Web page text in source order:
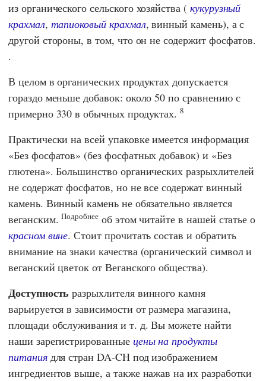
из органического сельского хозяйства ( кукурузный
крахмал, тапиоковый крахмал, винный камень), а с
другой стороны, в том, что он не содержит фосфатов.
.
В целом в органических продуктах допускается
гораздо меньше добавок: около 50 по сравнению с
примерно 330 в обычных продуктах.8
Практически на всей упаковке имеется информация
«Без фосфатов» (без фосфатных добавок) и «Без
глютена». Большинство органических разрыхлителей
не содержат фосфатов, но не все содержат винный
камень. Винный камень не обязательно является
веганским.Подробнееоб этом читайте в нашей статье о
красном вине. Стоит прочитать состав и обратить
внимание на знаки качества (органический символ и
веганский цветок от Веганского общества).
Доступность разрыхлителя винного камня
варьируется в зависимости от размера магазина,
площади обслуживания и т. д. Вы можете найти
наши зарегистрированные цены на продукты
питаниядля стран DA-CH под изображением
ингредиентов выше, а также нажав на их разработки